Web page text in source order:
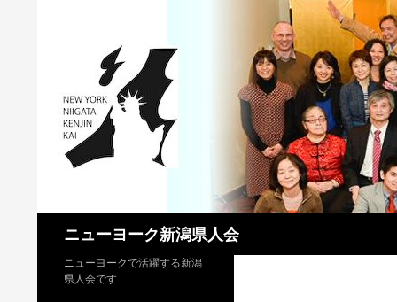
ニューヨーク新潟県人会
ニューヨークで活躍する新潟
県人会です